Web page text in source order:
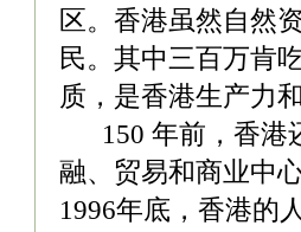
区。香港虽然自然
民。其中三百万肯
质，是香港生产力
150 年前，香港
融、贸易和商业中
1996年底，香港的